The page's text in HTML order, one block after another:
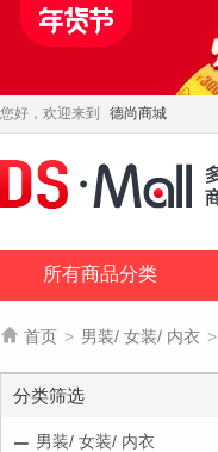
您好，欢迎来到 德尚商城
所有商品分类
 首页 > 男装/ 女装/ 内衣 >
分类筛选
男装/ 女装/ 内衣